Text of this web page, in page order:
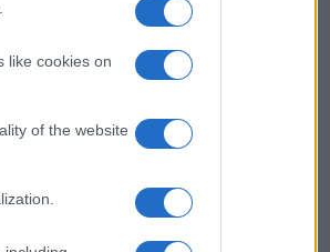
like cookies on
of the website
al
da